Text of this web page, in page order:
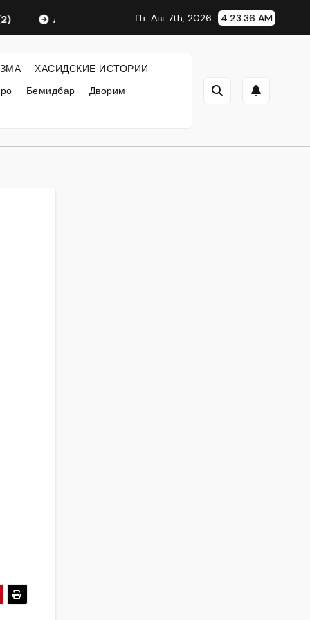
Любавический Ребе ФИЛОСОФИЯ ХАСИДИЗМА
Пт. Авг 7th, 2026 4:23:36 AM
ХАСИДСКИЕ ИСТОРИИ
Бемидбар Дворим